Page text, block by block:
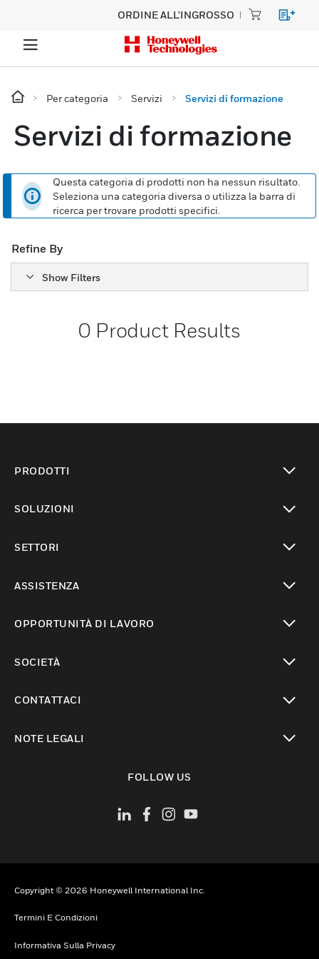
ORDINE ALL'INGROSSO
Per categoria Servizi Servizi di formazione
Servizi di formazione
Questa categoria di prodotti non ha nessun risultato.
Seleziona una categoria diversa o utilizza la barra di
ricerca per trovare prodotti specifici.
Refine By
Show Filters
0 Product Results
PRODOTTI
SOLUZIONI
SETTORI
ASSISTENZA
OPPORTUNITÀ DI LAVORO
SOCIETÀ
CONTATTACI
NOTE LEGALI
FOLLOW US
Copyright © 2026 Honeywell International Inc.
Termini E Condizioni
Informativa Sulla Privacy